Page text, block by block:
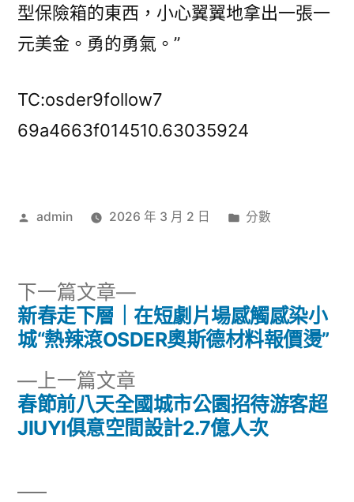
型保險箱的東西，小心翼翼地拿出一張一
元美金。勇的勇氣。”
TC:osder9follow7
69a4663f014510.63035924
作
admin 2026 年 3 月 2 日
分
分數
文
導
覽
上一篇文章
一
篇
春節前八天全國城市公園招待游客超
JIUYI俱意空間設計2.7億人次
下一篇文章
下
一
篇
新春走下層｜在短劇片場感觸感染小
城“熱辣滾OSDER奧斯德材料報價燙”